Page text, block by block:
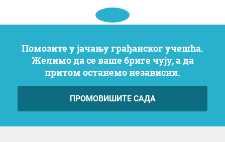
Помозите у јачању грађанског учешћа.
Желимо да се ваше бриге чују, а да
притом останемо независни.
ПРОМОВИШИТЕ САДА